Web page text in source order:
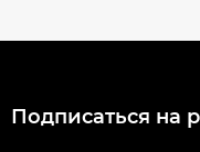
Подписаться на